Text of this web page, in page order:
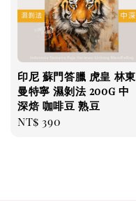
印尼 蘇門答臘 虎皇 林東
曼特寧 濕剝法 200g 中
深焙 咖啡豆 熟豆
Regular
NT$ 390